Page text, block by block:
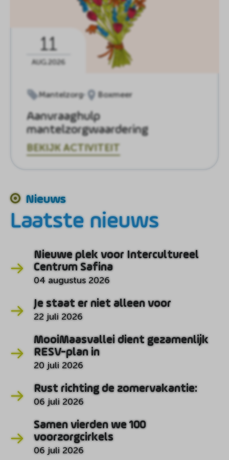
11
AUG.2026
Mantelzorg Boxmeer
Aanvraaghulp
mantelzorgwaardering
BEKIJK ACTIVITEIT
Nieuws
Laatste nieuws
Nieuwe plek voor Intercultureel
Centrum Safina
04 augustus 2026
Je staat er niet alleen voor
22 juli 2026
MooiMaasvallei dient gezamenlijk
RESV-plan in
20 juli 2026
Rust richting de zomervakantie:
06 juli 2026
Samen vierden we 100
voorzorgcirkels
06 juli 2026